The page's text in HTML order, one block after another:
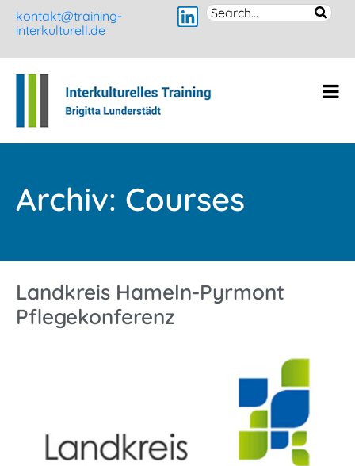
kontakt@training-
interkulturell.de
Archiv: Courses
Landkreis Hameln-Pyrmont
Pflegekonferenz